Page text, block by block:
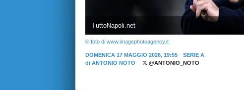
TuttoNapoli.net
© foto di www.imagephotoagency.it
DOMENICA 17 MAGGIO 2026, 19:55
SERIE A
di ANTONIO NOTO @ANTONIO_NOTO